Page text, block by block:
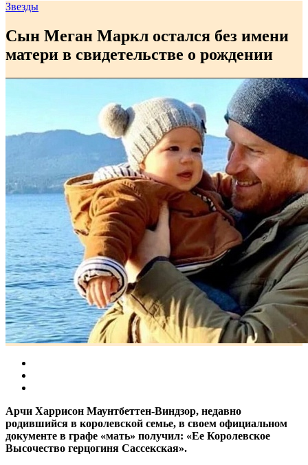
Звезды
Сын Меган Маркл остался без имени
матери в свидетельстве о рождении
Арчи Харрисон Маунтбеттен-Виндзор, недавно
родившийся в королевской семье, в своем официальном
документе в графе «мать» получил: «Ее Королевское
Высочество герцогиня Сассекская».